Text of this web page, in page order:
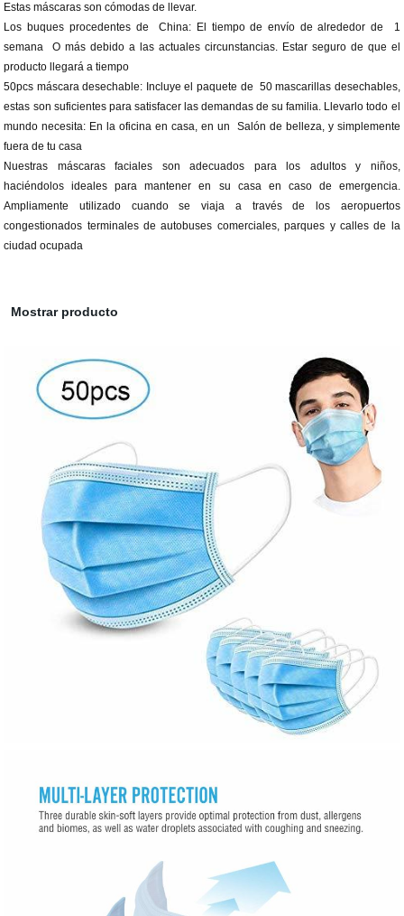
Estas máscaras son cómodas de llevar.
Los buques procedentes deChina: El tiempo de envío de alrededor de
1
semana O más debido a las actuales circunstancias. Estar seguro de que el
producto llegará a tiempo
50pcs máscara desechable: Incluye el paquete de 50mascarillas desechables,
estas son suficientes para satisfacer las demandas de su familia. Llevarlo todo el
mundo necesita: En la oficina en casa, en un Salón de belleza, y simplemente
fuera de tu casa
Nuestras máscaras faciales son adecuados para los adultos y niños,
haciéndolos ideales para mantener en su casa en caso de emergencia.
Ampliamente utilizado cuando se viaja a través de los aeropuertos
congestionados terminales de autobuses comerciales, parques y calles de la
ciudad ocupada
Mostrar producto